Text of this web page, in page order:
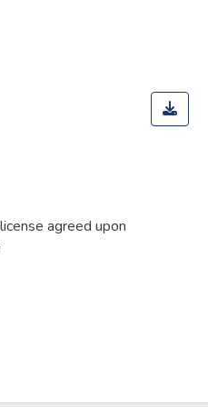
agreed upon